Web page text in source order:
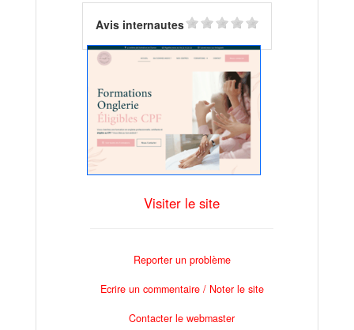
Avis internautes
Visiter le site
Reporter un problème
Ecrire un commentaire / Noter le site
Contacter le webmaster